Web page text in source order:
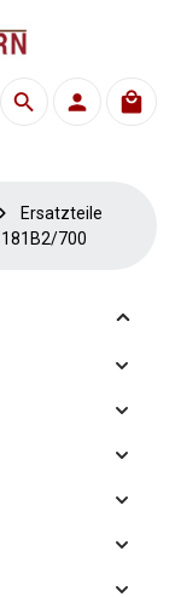
Ersatzteile
700